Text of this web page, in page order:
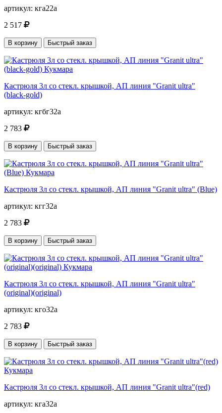
артикул: кга22а
2 517
В корзину Быстрый заказ
Кастрюля 3л со стекл. крышкой, АП линия "Granit ultra"
(black-gold)
артикул: кгбг32а
2 783
В корзину Быстрый заказ
Кастрюля 3л со стекл. крышкой, АП линия "Granit ultra" (Blue)
артикул: кгг32а
2 783
В корзину Быстрый заказ
Кастрюля 3л со стекл. крышкой, АП линия "Granit ultra"
(original)(original)
артикул: кго32а
2 783
В корзину Быстрый заказ
Кастрюля 3л со стекл. крышкой, АП линия "Granit ultra"(red)
артикул: кга32а